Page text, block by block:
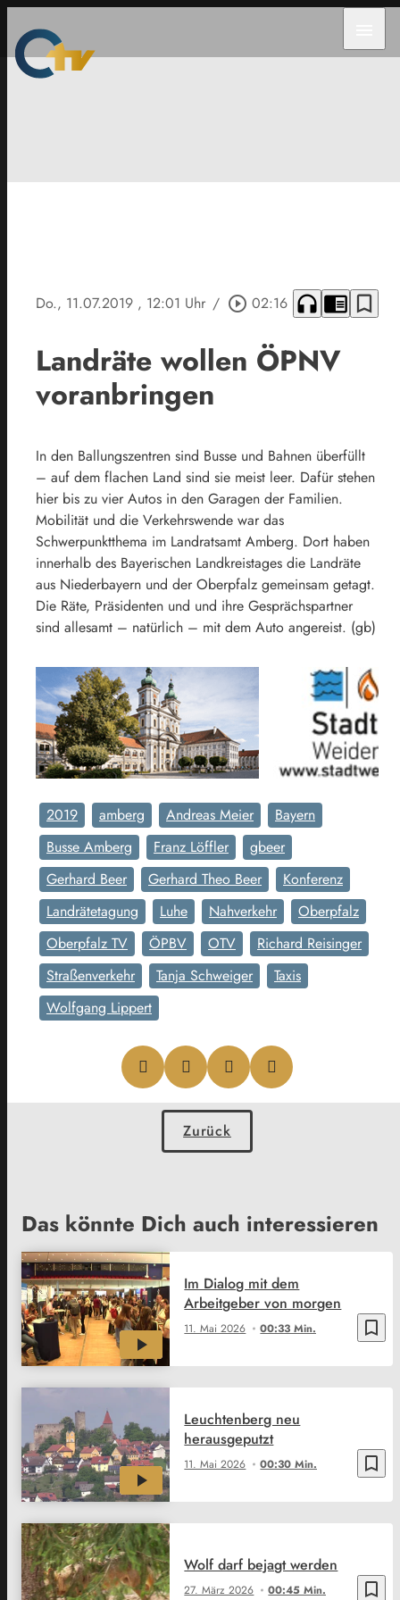
Do., 11.07.2019 , 12:01 Uhr / play_circle_outline 02:16 headphones chrome_reader_mode bookmark_border
Landräte wollen ÖPNV
voranbringen
In den Ballungszentren sind Busse und Bahnen überfüllt
– auf dem flachen Land sind sie meist leer. Dafür stehen
hier bis zu vier Autos in den Garagen der Familien.
Mobilität und die Verkehrswende war das
Schwerpunktthema im Landratsamt Amberg. Dort haben
innerhalb des Bayerischen Landkreistages die Landräte
aus Niederbayern und der Oberpfalz gemeinsam getagt.
Die Räte, Präsidenten und und ihre Gesprächspartner
sind allesamt – natürlich – mit dem Auto angereist. (gb)
2019 amberg Andreas Meier
Bayern
Busse Amberg
Franz Löffler
gbeer
Gerhard Beer
Gerhard Theo Beer
Konferenz
Landrätetagung
Luhe Nahverkehr
Oberpfalz
Oberpfalz TV
ÖPBV OTV
Richard Reisinger
Straßenverkehr
Tanja Schweiger
Taxis
Wolfgang Lippert
Zurück
Das könnte Dich auch interessieren
bookmark_border
11. Mai 2026 00:33 Min.
Im Dialog mit dem
Arbeitgeber von morgen
bookmark_border
11. Mai 2026 00:30 Min.
Leuchtenberg neu
herausgeputzt
bookmark_border
27. März 2026 00:45 Min.
Wolf darf bejagt werden